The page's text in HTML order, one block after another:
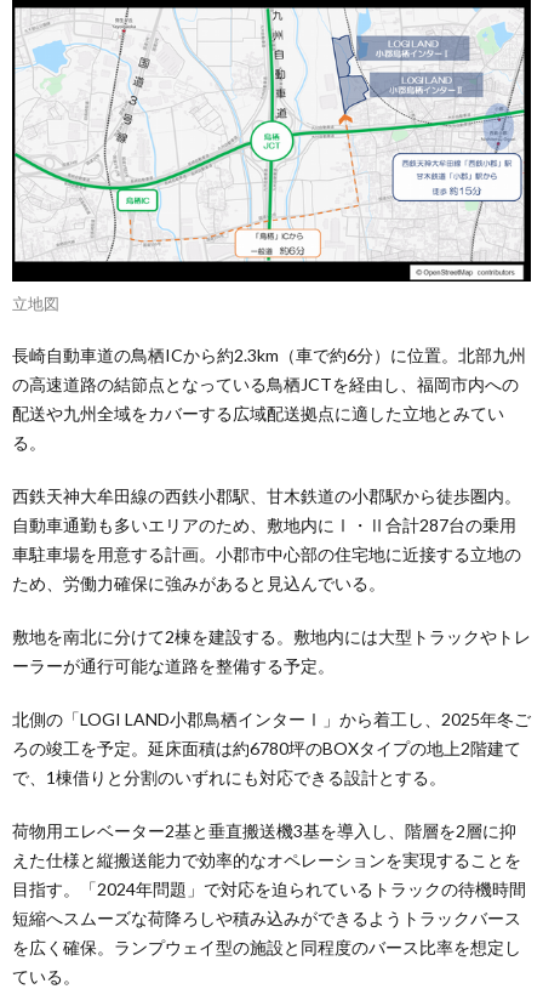
立地図
長崎自動車道の鳥栖ICから約2.3km（車で約6分）に位置。北部九州
の高速道路の結節点となっている鳥栖JCTを経由し、福岡市内への
配送や九州全域をカバーする広域配送拠点に適した立地とみてい
る。
西鉄天神大牟田線の西鉄小郡駅、甘木鉄道の小郡駅から徒歩圏内。
自動車通勤も多いエリアのため、敷地内にⅠ・Ⅱ合計287台の乗用
車駐車場を用意する計画。小郡市中心部の住宅地に近接する立地の
ため、労働力確保に強みがあると見込んでいる。
敷地を南北に分けて2棟を建設する。敷地内には大型トラックやトレ
ーラーが通行可能な道路を整備する予定。
北側の「LOGI LAND小郡鳥栖インターⅠ」から着工し、2025年冬ご
ろの竣工を予定。延床面積は約6780坪のBOXタイプの地上2階建て
で、1棟借りと分割のいずれにも対応できる設計とする。
荷物用エレベーター2基と垂直搬送機3基を導入し、階層を2層に抑
えた仕様と縦搬送能力で効率的なオペレーションを実現することを
目指す。「2024年問題」で対応を迫られているトラックの待機時間
短縮へスムーズな荷降ろしや積み込みができるようトラックバース
を広く確保。ランプウェイ型の施設と同程度のバース比率を想定し
ている。